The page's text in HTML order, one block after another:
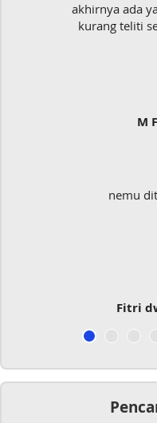
akhirnya ada
kurang teliti
M
nemu
Fitri